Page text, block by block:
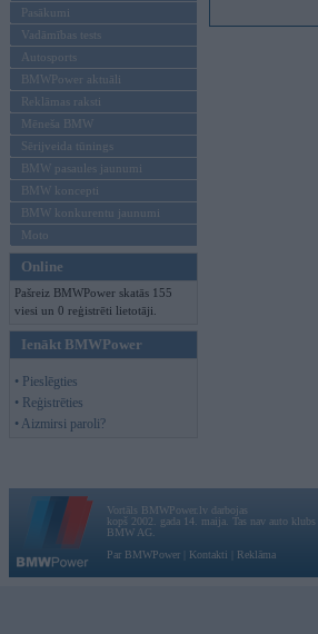
Pasākumi
Vadāmības tests
Autosports
BMWPower aktuāli
Reklāmas raksti
Mēneša BMW
Sērijveida tūnings
BMW pasaules jaunumi
BMW koncepti
BMW konkurentu jaunumi
Moto
Online
Pašreiz BMWPower skatās 155
viesi un 0 reģistrēti lietotāji.
Ienākt BMWPower
• Pieslēgties
• Reģistrēties
• Aizmirsi paroli?
Vortāls BMWPower.lv darbojas
kopš 2002. gada 14. maija. Tas nav auto
BMW AG.
Par BMWPower
Kontakti Reklāma